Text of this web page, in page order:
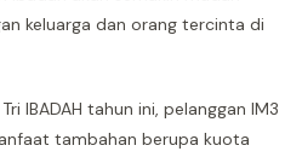
keluarga dan orang tercinta di
IBADAH tahun ini, pelanggan IM3
tambahan berupa kuota